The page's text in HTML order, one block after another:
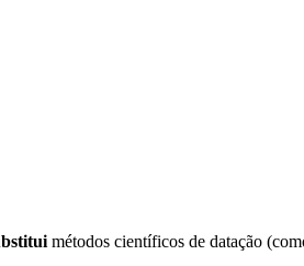
métodos científicos de datação